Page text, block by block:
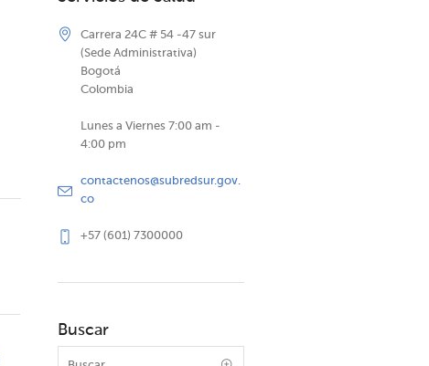
Carrera 24C # 54 -47 sur
(Sede Administrativa)
Bogotá
Colombia
Lunes a Viernes 7:00 am -
4:00 pm
contactenos@subredsur.gov.
co
+57 (601) 7300000
Buscar